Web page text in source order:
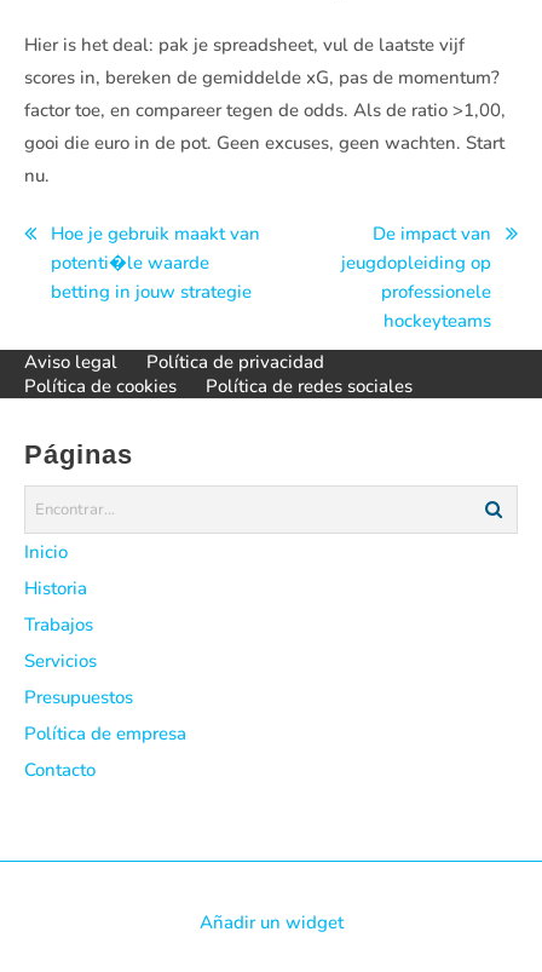
Hier is het deal: pak je spreadsheet, vul de laatste vijf
scores in, bereken de gemiddelde xG, pas de momentum?
factor toe, en compareer tegen de odds. Als de ratio >1,00,
gooi die euro in de pot. Geen excuses, geen wachten. Start
nu.
Navegación
de
Hoe je gebruik maakt van
potenti�le waarde
betting in jouw strategie
De impact van
jeugdopleiding op
professionele
hockeyteams
Aviso legal
Política de privacidad
Política de cookies
Política de redes sociales
Páginas
Inicio
Historia
Trabajos
Servicios
Presupuestos
Política de empresa
Contacto
Añadir un widget